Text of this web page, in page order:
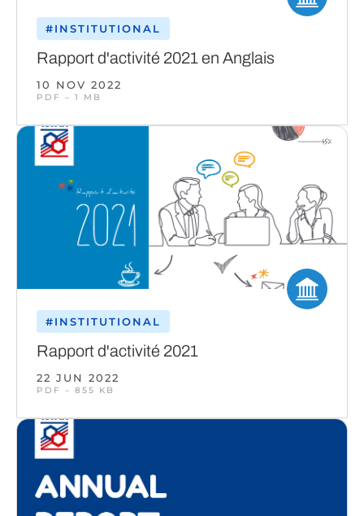
#INSTITUTIONAL
Rapport d'activité 2021 en Anglais
10 NOV 2022
PDF – 1 MB
#INSTITUTIONAL
Rapport d'activité 2021
22 JUN 2022
PDF – 855 KB